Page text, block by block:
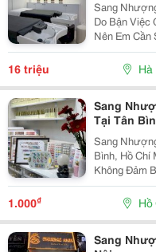
Sang
Do Bận Việc
Nên Em
Ổn Định. Địa
Hà Nội ⚜️
16 triệu Hà
Sang
Tại Tân
Sang
Bình, Hồ Chí Minh * Do Đang Mang
Không Đảm
Tiệm Đang
Tân Bình,
1.000₫ Hồ
Sang